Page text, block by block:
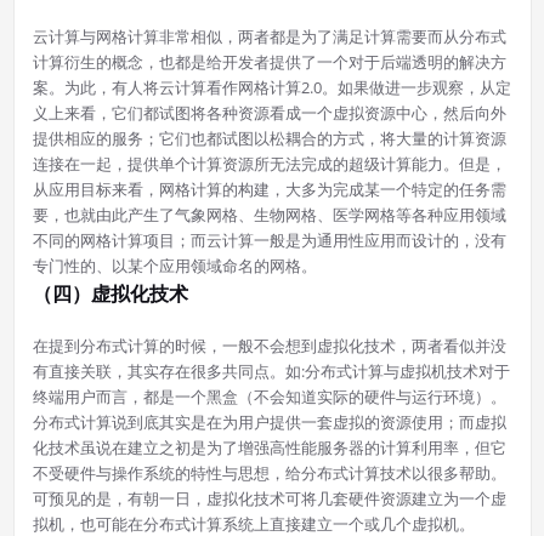
云计算与网格计算非常相似，两者都是为了满足计算需要而从分布式
计算衍生的概念，也都是给开发者提供了一个对于后端透明的解决方
案。为此，有人将云计算看作网格计算2.0。如果做进一步观察，从定
义上来看，它们都试图将各种资源看成一个虚拟资源中心，然后向外
提供相应的服务；它们也都试图以松耦合的方式，将大量的计算资源
连接在一起，提供单个计算资源所无法完成的超级计算能力。但是，
从应用目标来看，网格计算的构建，大多为完成某一个特定的任务需
要，也就由此产生了气象网格、生物网格、医学网格等各种应用领域
不同的网格计算项目；而云计算一般是为通用性应用而设计的，没有
专门性的、以某个应用领域命名的网格。
（四）虚拟化技术
在提到分布式计算的时候，一般不会想到虚拟化技术，两者看似并没
有直接关联，其实存在很多共同点。如:分布式计算与虚拟机技术对于
终端用户而言，都是一个黑盒（不会知道实际的硬件与运行环境）。
分布式计算说到底其实是在为用户提供一套虚拟的资源使用；而虚拟
化技术虽说在建立之初是为了增强高性能服务器的计算利用率，但它
不受硬件与操作系统的特性与思想，给分布式计算技术以很多帮助。
可预见的是，有朝一日，虚拟化技术可将几套硬件资源建立为一个虚
拟机，也可能在分布式计算系统上直接建立一个或几个虚拟机。